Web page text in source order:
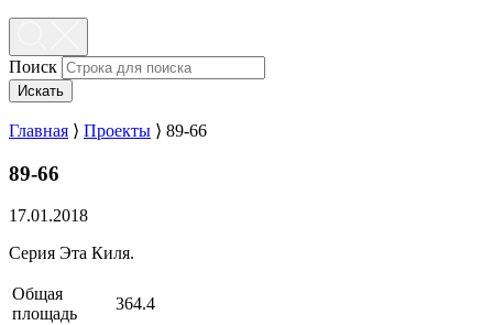
Поиск
Искать
Главная ⟩ Проекты ⟩ 89-66
89-66
17.01.2018
Серия Эта Киля.
Общая
площадь
364.4